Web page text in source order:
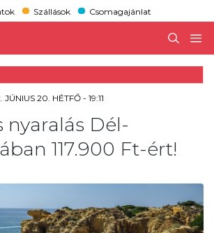
Szállások Csomagajánlat
JÚNIUS 20. HÉTFŐ - 19:11
nyaralás Dél-
117.900 Ft-ért!